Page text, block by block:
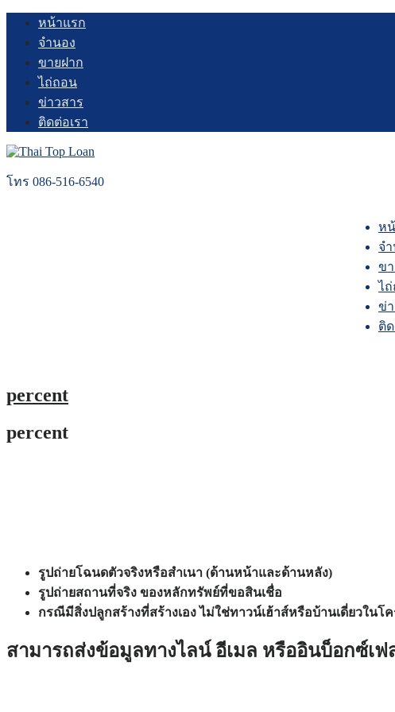
Skip
content
หน้าแรก
จำนอง
ขายฝาก
ไถ่ถอน
ข่าวสาร
ติดต่อเรา
โทร 086-516-6540
ห
จ
ข
ไ
ข่
ติ
percent
percent
รูปถ่ายโฉนดตัวจริงหรือสำเนา (ด้านหน้าและด้านหลัง)
รูปถ่ายสถานที่จริง ของหลักทรัพย์ที่ขอสินเชื่อ
กรณีมีสิ่งปลูกสร้างที่สร้างเอง ไม่ใช่ทาวน์เฮ้าส์หรือบ้านเดี่ยวใน
สามารถส่งข้อมูลทางไลน์ อีเมล หรืออินบ็อกซ์เฟ